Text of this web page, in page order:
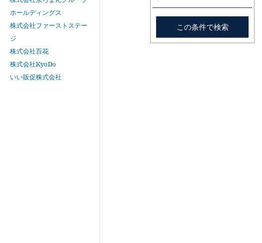
ホールディングス
株式会社ファーストステー
ジ
株式会社百花
株式会社KyoDo
いい販促株式会社